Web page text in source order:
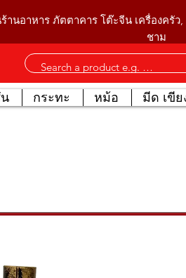
านอาหาร ภัตตาคาร โต๊ะจีน เครื่องครั
ชาม
กระทะ หม้อ มีด เขีย